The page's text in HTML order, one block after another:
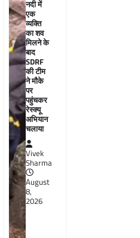
नदी में
एक
व्यक्ति
का शव
मिलने के
बाद
SDRF
की टीम
ने मौके
पर
पहुंचकर
रेस्क्यू
अभियान
चलाया
Vivek
Sharma
August
8,
2026